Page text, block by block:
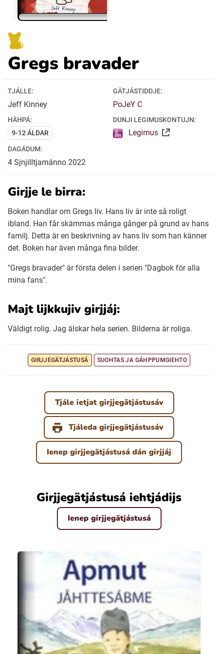
Kaale (Romska)
Kelderash (Romska)
Gregs bravader
TJÁLLE:
Jeff Kinney
GÄTJÁSTIDDJE:
PoJeY C
HÄHPÁ:
9-12 ÁLDAR
DUNJI LEGIMUSKONTUJN:
Legimus
DAGÁDUM:
4 Sjnjilltjamánno 2022
Girjje le birra:
Boken handlar om Gregs liv. Hans liv är inte så roligt
ibland. Han får skämmas många gånger på grund av hans
familj. Detta är en beskrivning av hans liv som han känner
det. Boken har även många fina bilder.
"Gregs bravader" är första delen i serien "Dagbok för alla
mina fans".
Majt lijkkujiv girjjáj:
Väldigt rolig. Jag älskar hela serien. Bilderna är roliga.
GIRJJEGÄTJÁSTUSÁ SUOHTAS JA GÁHPPUMGIEHTO
Tjále ietjat girjjegätjástusáv
Tjáleda girjjegätjástusáv
Ienep girjjegätjástusá dán girjjáj
Girjjegätjástusá iehtjádijs
Ienep girjjegätjástusá